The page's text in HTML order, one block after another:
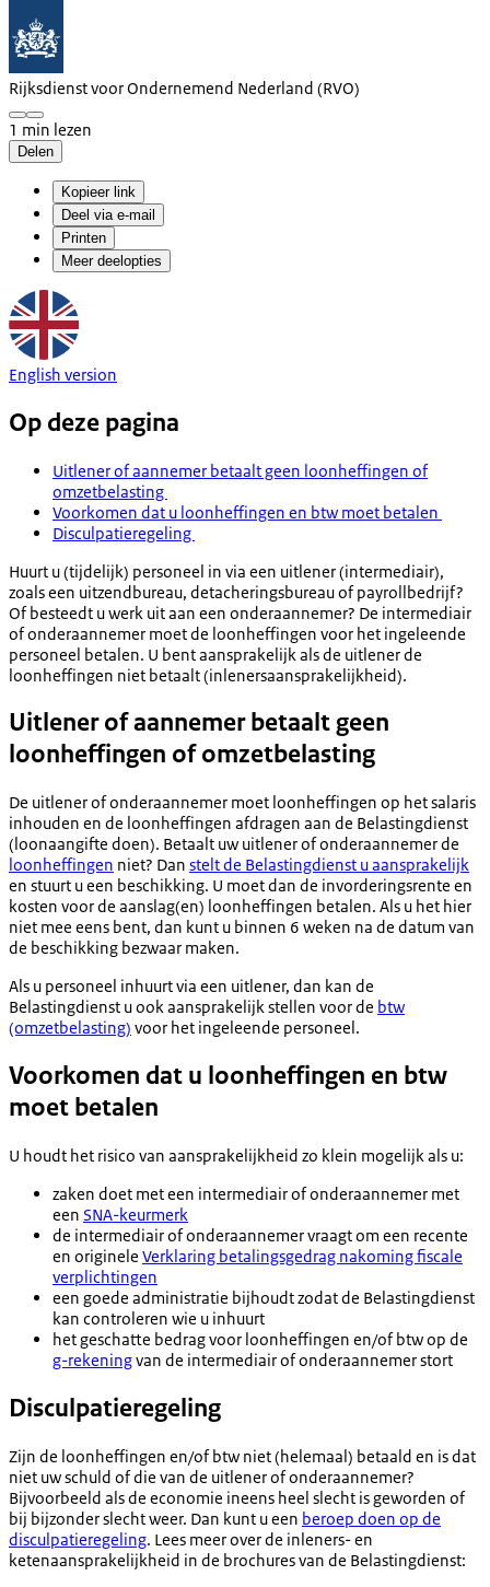
Rijksdienst voor Ondernemend Nederland (RVO)
1 min lezen
Delen
Kopieer link
Deel via e-mail
Printen
Meer deelopties
English version
Op deze pagina
Uitlener of aannemer betaalt geen loonheffingen of
omzetbelasting
Voorkomen dat u loonheffingen en btw moet betalen
Disculpatieregeling
Huurt u (tijdelijk) personeel in via een uitlener (intermediair),
zoals een uitzendbureau, detacheringsbureau of payrollbedrijf?
Of besteedt u werk uit aan een onderaannemer? De intermediair
of onderaannemer moet de loonheffingen voor het ingeleende
personeel betalen. U bent aansprakelijk als de uitlener de
loonheffingen niet betaalt (inlenersaansprakelijkheid).
Uitlener of aannemer betaalt geen
loonheffingen of omzetbelasting
De uitlener of onderaannemer moet loonheffingen op het salaris
inhouden en de loonheffingen afdragen aan de Belastingdienst
(loonaangifte doen). Betaalt uw uitlener of onderaannemer de
loonheffingen niet? Dan stelt de Belastingdienst u aansprakelijk
en stuurt u een beschikking. U moet dan de invorderingsrente en
kosten voor de aanslag(en) loonheffingen betalen. Als u het hier
niet mee eens bent, dan kunt u binnen 6 weken na de datum van
de beschikking bezwaar maken.
Als u personeel inhuurt via een uitlener, dan kan de
Belastingdienst u ook aansprakelijk stellen voor de btw
(omzetbelasting) voor het ingeleende personeel.
Voorkomen dat u loonheffingen en btw
moet betalen
U houdt het risico van aansprakelijkheid zo klein mogelijk als u:
zaken doet met een intermediair of onderaannemer met
een SNA-keurmerk
de intermediair of onderaannemer vraagt om een recente
en originele Verklaring betalingsgedrag nakoming fiscale
verplichtingen
een goede administratie bijhoudt zodat de Belastingdienst
kan controleren wie u inhuurt
het geschatte bedrag voor loonheffingen en/of btw op de
g-rekeningvan de intermediair of onderaannemer stort
Disculpatieregeling
Zijn de loonheffingen en/of btw niet (helemaal) betaald en is dat
niet uw schuld of die van de uitlener of onderaannemer?
Bijvoorbeeld als de economie ineens heel slecht is geworden of
bij bijzonder slecht weer. Dan kunt u een beroep doen op de
disculpatieregeling. Lees meer over de inleners- en
ketenaansprakelijkheid in de brochures van de Belastingdienst: